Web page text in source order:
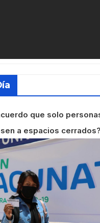
que solo
a espacios cerrados?